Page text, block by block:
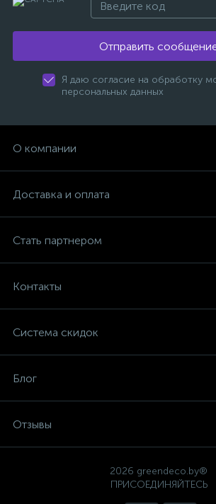
Отправить
Я даю согласие на обработку
персональных данных
О компании
Доставка и оплата
Стать партнером
Контакты
Система скидок
Блог
Отзывы
2026 greendeco.by®
ПРИСОЕДИНЯЙТЕСЬ